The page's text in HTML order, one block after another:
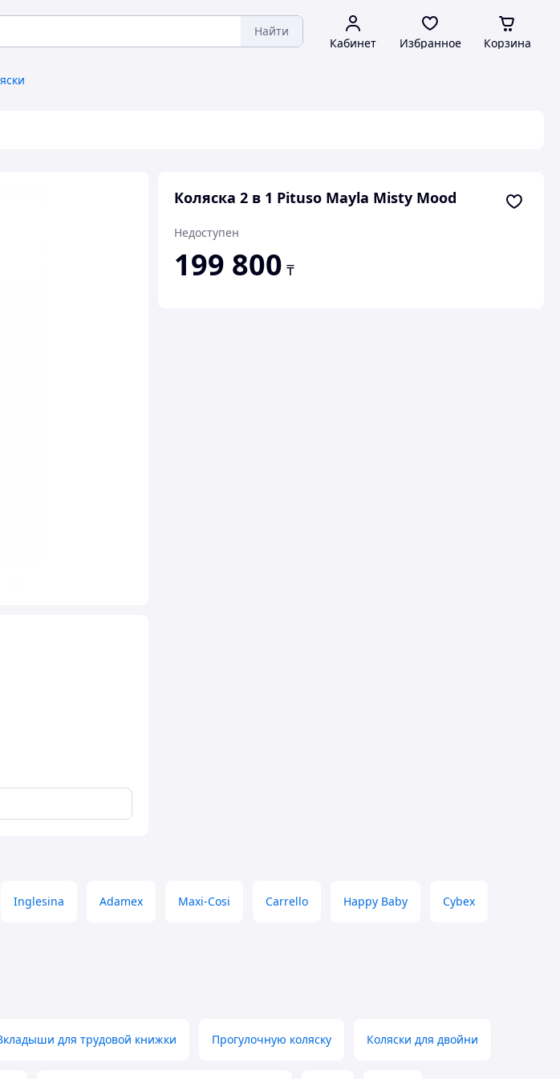
Найти
Кабинет Избранное Корзина
Коляска 2 в 1 Pituso Mayla Misty Mood
Недоступен
199 800 ₸
Inglesina Adamex Maxi-Cosi Carrello Happy Baby Cybex
для трудовой книжки Прогулочную коляску Коляски для двойни